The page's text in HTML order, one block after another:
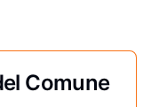
Comune